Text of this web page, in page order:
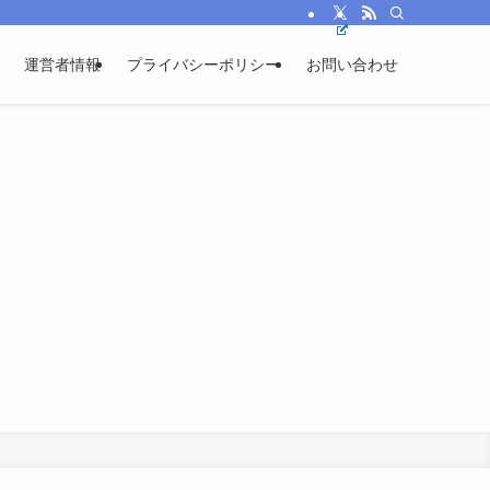
運営者情報 プライバシーポリシー お問い合わせ